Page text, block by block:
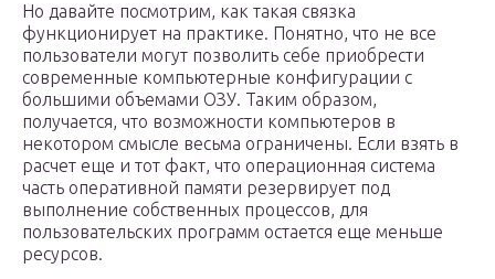
Но давайте посмотрим, как такая связка
функционирует на практике. Понятно, что не все
пользователи могут позволить себе приобрести
современные компьютерные конфигурации с
большими объемами ОЗУ. Таким образом,
получается, что возможности компьютеров в
некотором смысле весьма ограничены. Если взять в
расчет еще и тот факт, что операционная система
часть оперативной памяти резервирует под
выполнение собственных процессов, для
пользовательских программ остается еще меньше
ресурсов.